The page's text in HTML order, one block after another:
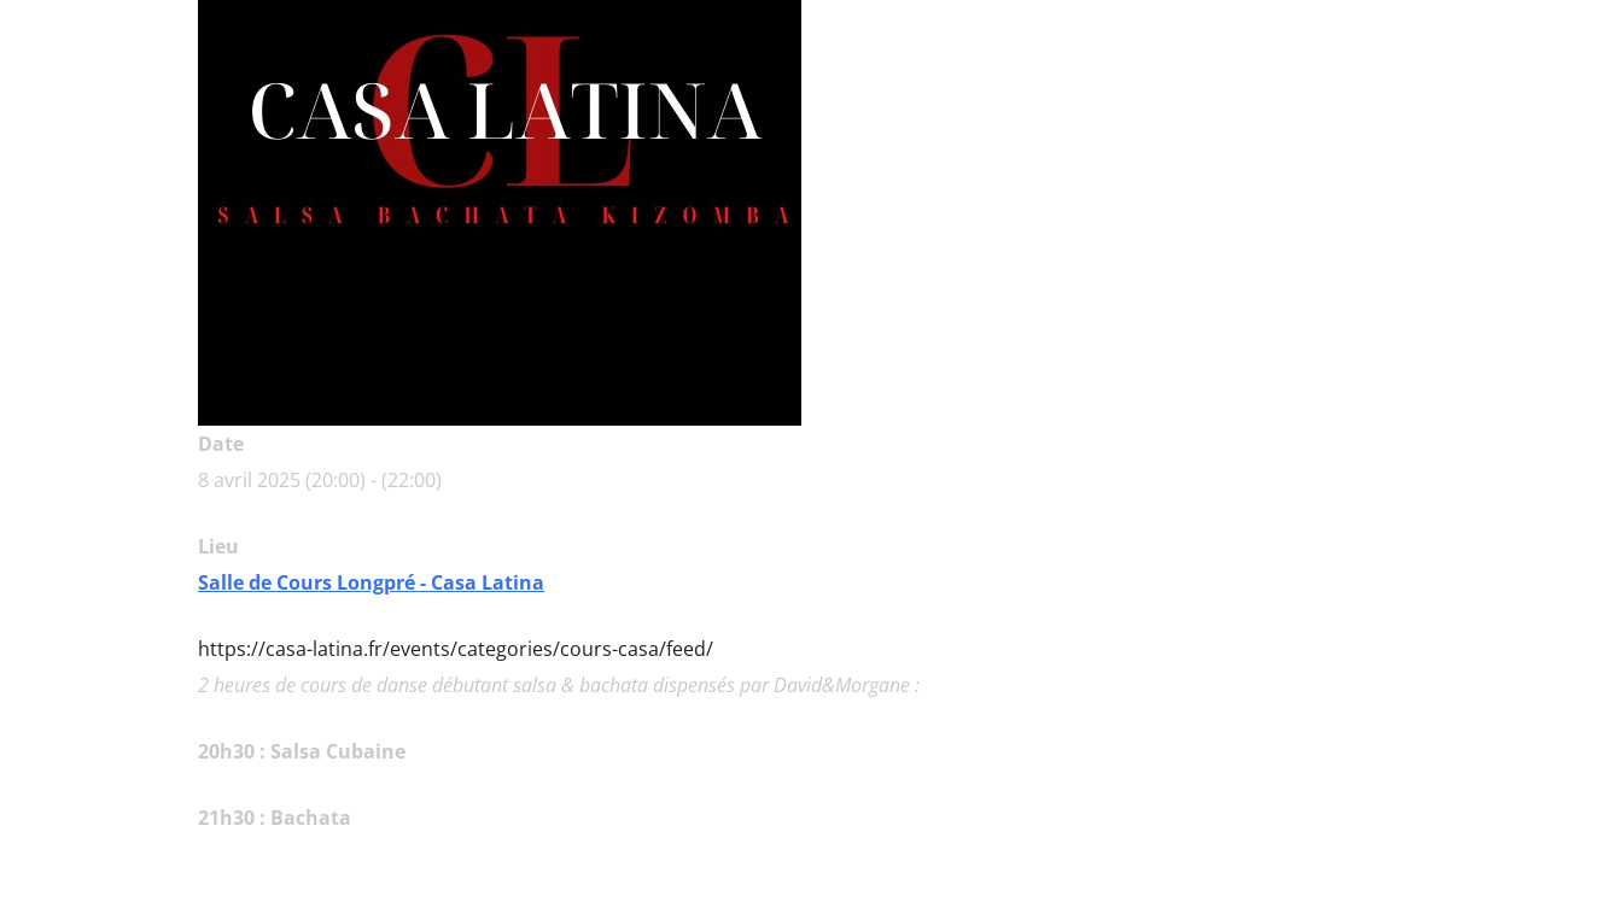
Date
8 avril 2025 (20:00) - (22:00)
Lieu
Salle de Cours Longpré - Casa Latina
https://casa-latina.fr/events/categories/cours-casa/feed/
2 heures de cours de danse débutant salsa & bachata dispensés par David&Morgane :
20h30 : Salsa Cubaine
21h30 : Bachata